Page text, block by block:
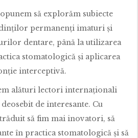
să explorăm subiecte
permanenți imaturi și
dentare, până la utilizarea
stomatologică și aplicarea
interceptivă.
alături lectori internaționali
de interesante. Cu
să fim mai inovatori, să
în practica stomatologică și să